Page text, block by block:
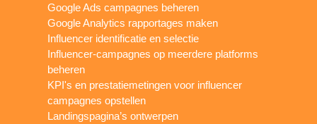
Google Ads campagnes beheren
Google Analytics rapportages maken
Influencer identificatie en selectie
Influencer-campagnes op meerdere platforms
beheren
KPI's en prestatiemetingen voor influencer
campagnes opstellen
Landingspagina’s ontwerpen